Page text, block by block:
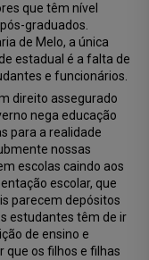
que têm nível
graduados.
de Melo, a única
estadual é a falta de
e funcionários.
direito assegurado
nega educação
para a realidade
nossas
escolas caindo aos
escolar, que
parecem depósitos
estudantes têm de ir
de ensino e
que os filhos e filhas